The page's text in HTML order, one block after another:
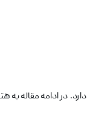
در ادامه مقاله به